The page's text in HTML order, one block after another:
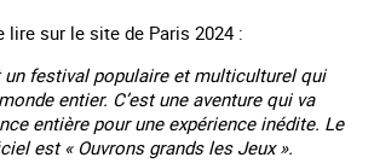
lire sur le site de Paris 2024 :
un festival populaire et multiculturel qui
entier. C’est une aventure qui va
entière pour une expérience inédite. Le
est « Ouvrons grands les Jeux ».